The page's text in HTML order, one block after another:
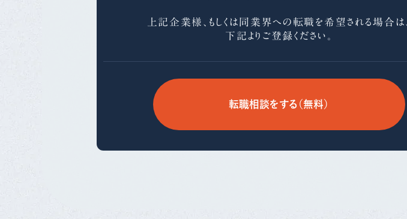
上記企業様、もしくは同業界への 転職を希望される場合は、
下記よりご登録ください。
転職相談をする（無料）